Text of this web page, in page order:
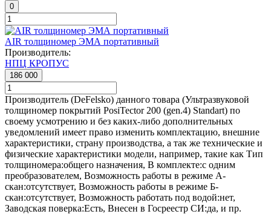
0
AIR толщиномер ЭМА портативный
Производитель:
НПЦ КРОПУС
186 000
Производитель (DeFelsko) данного товара (Ультразвуковой
толщиномер покрытий PosiTector 200 (gen.4) Standart) по
своему усмотрению и без каких-либо дополнительных
уведомлений имеет право изменить комплектацию, внешние
характеристики, страну производства, а так же технические и
физические характеристики модели, например, такие как Тип
толщиномера:общего назначения, В комплекте:с одним
преобразователем, Возможность работы в режиме А-
скан:отсутствует, Возможность работы в режиме Б-
скан:отсутствует, Возможность работать под водой:нет,
Заводская поверка:Есть, Внесен в Госреестр СИ:да, и пр.